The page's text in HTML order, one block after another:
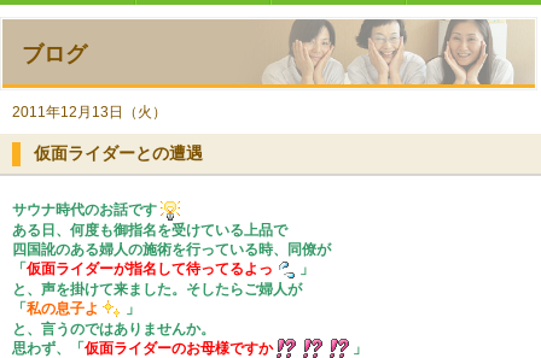
ブログ
2011年12月13日（火）
仮面ライダーとの遭遇
サウナ時代のお話です
ある日、何度も御指名を受けている上品で
四国訛のある婦人の施術を行っている時、同僚が
「仮面ライダーが指名して待ってるよっ
」
と、声を掛けて来ました。そしたらご婦人が
「私の息子よ
」
と、言うのではありませんか。
思わず、「仮面ライダーのお母様ですか
」